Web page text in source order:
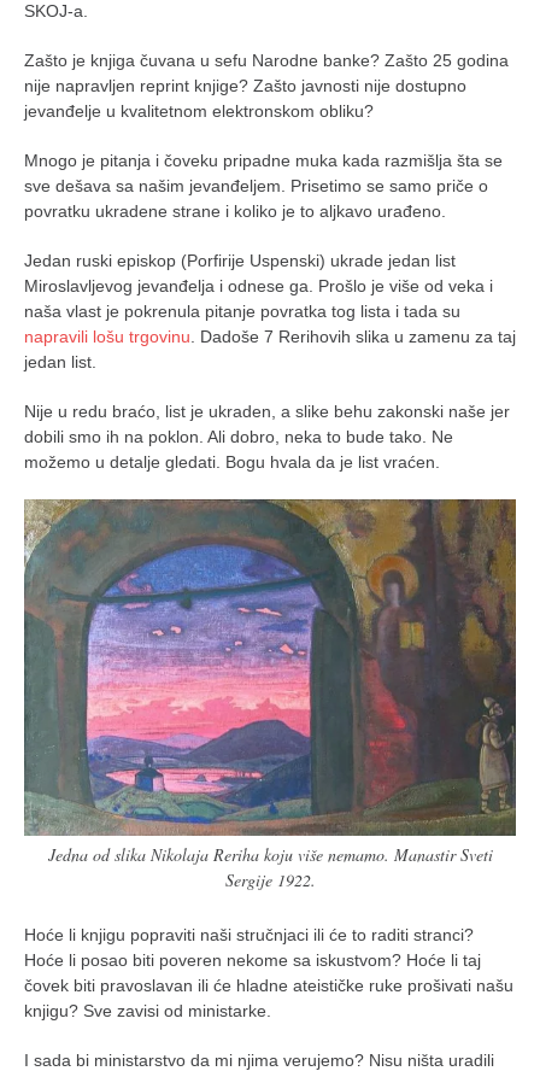
SKOJ-a.
Zašto je knjiga čuvana u sefu Narodne banke? Zašto 25 godina
nije napravljen reprint knjige? Zašto javnosti nije dostupno
jevanđelje u kvalitetnom elektronskom obliku?
Mnogo je pitanja i čoveku pripadne muka kada razmišlja šta se
sve dešava sa našim jevanđeljem. Prisetimo se samo priče o
povratku ukradene strane i koliko je to aljkavo urađeno.
Jedan ruski episkop (Porfirije Uspenski) ukrade jedan list
Miroslavljevog jevanđelja i odnese ga. Prošlo je više od veka i
naša vlast je pokrenula pitanje povratka tog lista i tada su
napravili lošu trgovinu . Dadoše 7 Rerihovih slika u zamenu za taj
jedan list.
Nije u redu braćo, list je ukraden, a slike behu zakonski naše jer
dobili smo ih na poklon. Ali dobro, neka to bude tako. Ne
možemo u detalje gledati. Bogu hvala da je list vraćen.
Jedna od slika Nikolaja Reriha koju više nemamo. Manastir Sveti
Sergije 1922.
Hoće li knjigu popraviti naši stručnjaci ili će to raditi stranci?
Hoće li posao biti poveren nekome sa iskustvom? Hoće li taj
čovek biti pravoslavan ili će hladne ateističke ruke prošivati našu
knjigu? Sve zavisi od ministarke.
I sada bi ministarstvo da mi njima verujemo? Nisu ništa uradili